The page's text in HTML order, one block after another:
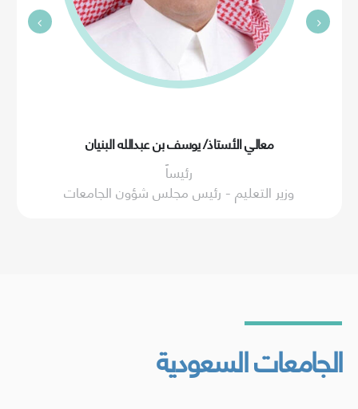
معالي الأستاذ/ يوسف بن عبدالله البنيان
رئيساً
وزير التعليم - رئيس مجلس شؤون الجامعات
الجامعات السعودية